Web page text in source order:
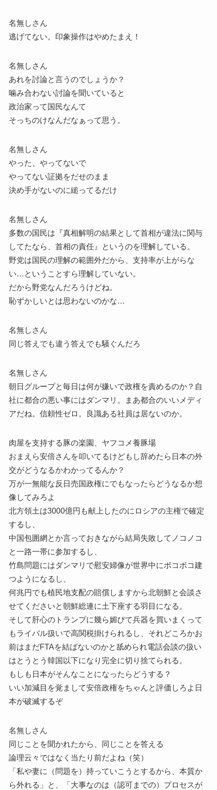
名無しさん
逃げてない。印象操作はやめたまえ！
名無しさん
あれを討論と言うのでしょうか？
噛み合わない討論を聞いていると
政治家って国民なんて
そっちのけなんだなぁって思う。
名無しさん
やった、やってないで
やってない証拠をだせのまま
決め手がないのに縋ってるだけ
名無しさん
多数の国民は『真相解明の結果として首相が違法に関与
してたなら、首相の責任』というのを理解している。
野党は国民の理解の範囲外だから、支持率が上がらな
い…ということすら理解していない。
だから野党なんだろうけどね。
恥ずかしいとは思わないのかな…
名無しさん
同じ答えでも違う答えでも騒ぐんだろ
名無しさん
朝日グループと毎日は何が嫌いで政権を責めるのか？自
社に都合の悪い事にはダンマリ。まあ都合のいいメディ
アだね。信頼性ゼロ。良識ある社員は居ないのか。
肉屋を支持する豚の楽園、ヤフコメ養豚場
おまえら安倍さんを叩いてるけどもし辞めたら日本の外
交がどうなるかわかってるんか？
万が一無能な反日売国政権にでもなったらどうなるか想
像してみろよ
北方領土は3000億円も献上したのにロシアの主権で確定
するし、
中国包囲網とか言っておきながら結局失敗してノコノコ
と一路一帯に参加するし、
竹島問題にはダンマリで慰安婦像が世界中にボコボコ建
つようになるし、
何兆円でも植民地支配の賠償しますから北朝鮮と会談さ
せてくださいと朝鮮総連に土下座する羽目になる。
そして肝心のトランプに幾ら媚びて兵器を買いまくって
もライバル扱いで高関税掛けられるし、それどころかお
前はまだFTAを結ばないのかと舐められ電話会談の扱い
はとうとう韓国以下になり完全に切り捨てられる。
もしも日本がそんなことになったらどうする？
いい加減目を覚まして安倍政権をちゃんと評価しろよ日
本が破滅するぞ
名無しさん
同じことを聞かれたから、同じことを答える
論理云々ではなく当たり前だよね（笑）
「私や妻に（問題を）持っていこうとするから、本質か
ら外れる」と、「大事なのは（認可までの）プロセスが